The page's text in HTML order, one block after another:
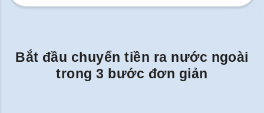
Bắt đầu chuyển tiền ra nước ngoài
trong 3 bước đơn giản